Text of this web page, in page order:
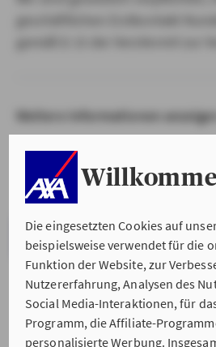
Die eingesetzten Cookies auf
beispielsweise verwendet für die
Funktion der Website, zur
Nutzererfahrung, Analysen des
Social Media-Interaktionen, für
Programm, die Affiliate-
personalisierte Werbung.
Weitere Informationen anzeigen
VERSTANDEN &